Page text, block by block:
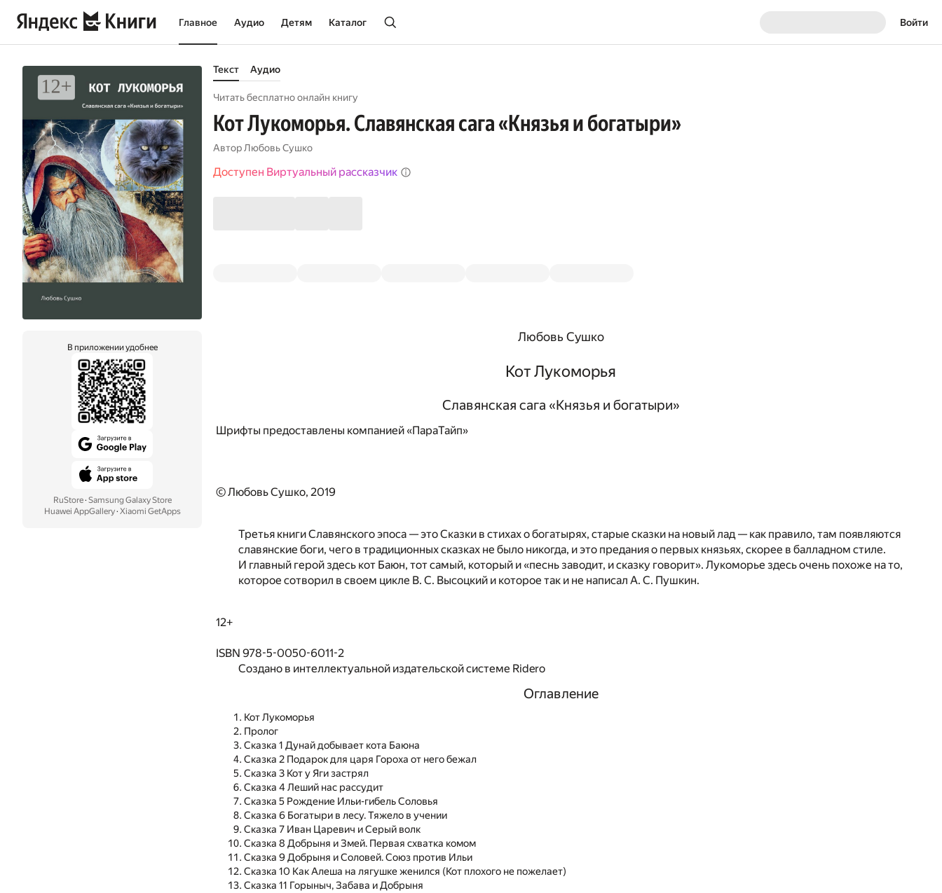
Главное Аудио Детям Каталог Войти
В приложении удобнее
RuStore· Samsung Galaxy Store
Huawei AppGallery· Xiaomi GetApps
Текст Аудио
Читать бесплатно онлайн книгу
Кот Лукоморья. Славянская сага «Князья и богатыри»
АвторЛюбовь Сушко
Доступен Виртуальный рассказчик
Любовь Сушко
Кот Лукоморья
Славянская сага «Князья и богатыри»
Шрифты предоставлены компанией «ПараТайп»
© Любовь Сушко, 2019
Третья книги Славянского эпоса — это Сказки в стихах о богатырях, старые сказки на новый лад — как правило, там появляются
славянские боги, чего в традиционных сказках не было никогда, и это предания о первых князьях, скорее в балладном стиле.
И главный герой здесь кот Баюн, тот самый, который и «песнь заводит, и сказку говорит». Лукоморье здесь очень похоже на то,
которое сотворил в своем цикле В. С. Высоцкий и которое так и не написал А. С. Пушкин.
12+
ISBN 978-5-0050-6011-2
Создано в интеллектуальной издательской системе Ridero
Оглавление
Кот Лукоморья
Пролог
Сказка 1 Дунай добывает кота Баюна
Сказка 2 Подарок для царя Гороха от него бежал
Сказка 3 Кот у Яги застрял
Сказка 4 Леший нас рассудит
Сказка 5 Рождение Ильи-гибель Соловья
Сказка 6 Богатыри в лесу. Тяжело в учении
Сказка 7 Иван Царевич и Серый волк
Сказка 8 Добрыня и Змей. Первая схватка комом
Сказка 9 Добрыня и Соловей. Союз против Ильи
Сказка 10 Как Алеша на лягушке женился (Кот плохого не пожелает)
Сказка 11 Горыныч, Забава и Добрыня